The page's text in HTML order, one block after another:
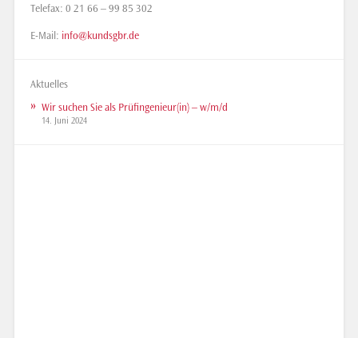
Telefax: 0 21 66 – 99 85 302
E-Mail: info@kundsgbr.de
Aktuelles
Wir suchen Sie als Prüfingenieur(in) – w/m/d
14. Juni 2024